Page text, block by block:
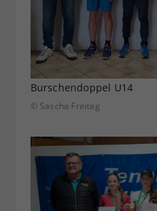
Burschendoppel U14
© Sascha Freitag